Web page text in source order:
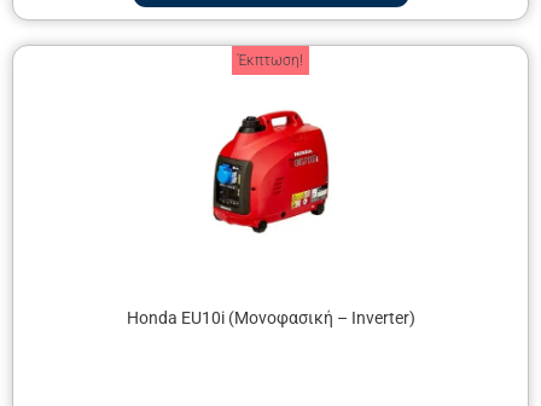
Έκπτωση!
Honda EU10i (Μονοφασική – Inverter)